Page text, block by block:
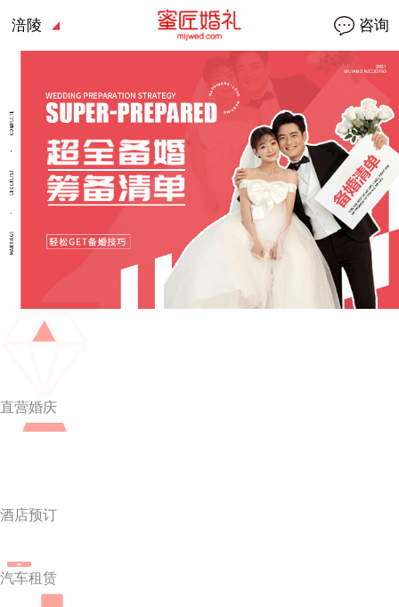
涪陵 咨询
直营婚庆
酒店预订
汽车租赁